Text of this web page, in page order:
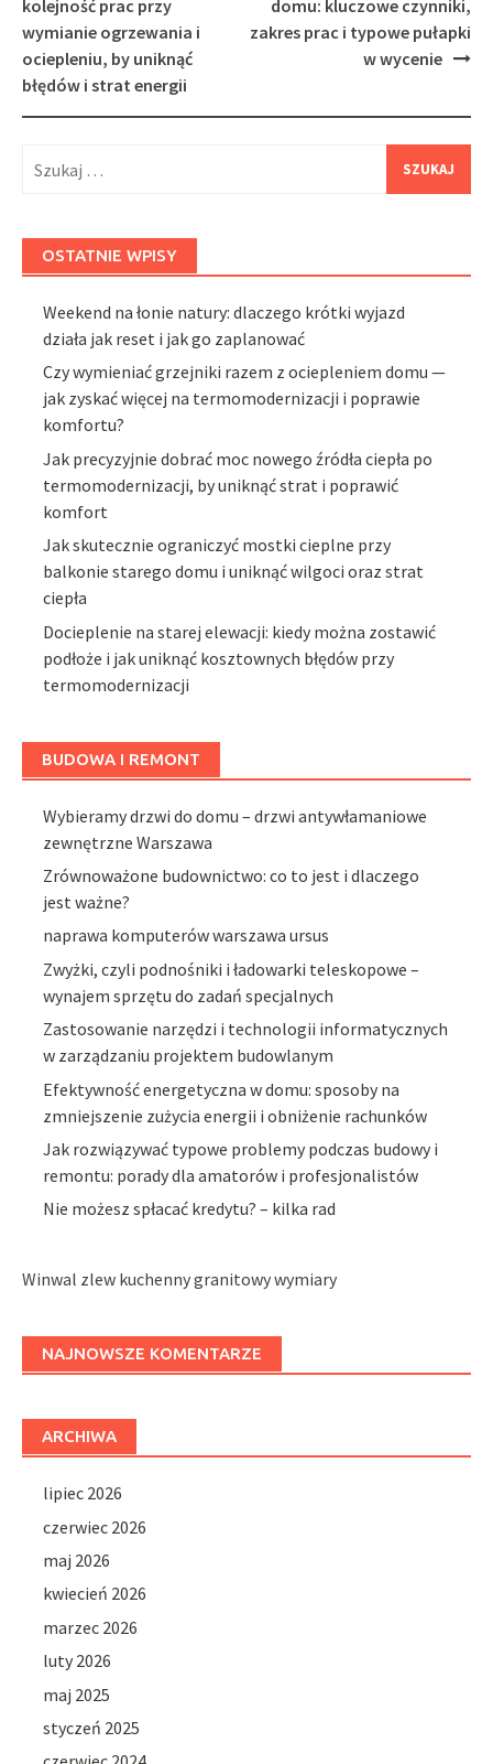
navigation
kolejność prac przy
wymianie ogrzewania i
ociepleniu, by uniknąć
błędów i strat energii
domu: kluczowe czynniki,
zakres prac i typowe pułapki
w wycenie
OSTATNIE WPISY
Weekend na łonie natury: dlaczego krótki wyjazd
działa jak reset i jak go zaplanować
Czy wymieniać grzejniki razem z ociepleniem domu —
jak zyskać więcej na termomodernizacji i poprawie
komfortu?
Jak precyzyjnie dobrać moc nowego źródła ciepła po
termomodernizacji, by uniknąć strat i poprawić
komfort
Jak skutecznie ograniczyć mostki cieplne przy
balkonie starego domu i uniknąć wilgoci oraz strat
ciepła
Docieplenie na starej elewacji: kiedy można zostawić
podłoże i jak uniknąć kosztownych błędów przy
termomodernizacji
BUDOWA I REMONT
Wybieramy drzwi do domu – drzwi antywłamaniowe
zewnętrzne Warszawa
Zrównoważone budownictwo: co to jest i dlaczego
jest ważne?
naprawa komputerów warszawa ursus
Zwyżki, czyli podnośniki i ładowarki teleskopowe –
wynajem sprzętu do zadań specjalnych
Zastosowanie narzędzi i technologii informatycznych
w zarządzaniu projektem budowlanym
Efektywność energetyczna w domu: sposoby na
zmniejszenie zużycia energii i obniżenie rachunków
Jak rozwiązywać typowe problemy podczas budowy i
remontu: porady dla amatorów i profesjonalistów
Nie możesz spłacać kredytu? – kilka rad
Winwal zlew kuchenny granitowy wymiary
NAJNOWSZE KOMENTARZE
ARCHIWA
lipiec 2026
czerwiec 2026
maj 2026
kwiecień 2026
marzec 2026
luty 2026
maj 2025
styczeń 2025